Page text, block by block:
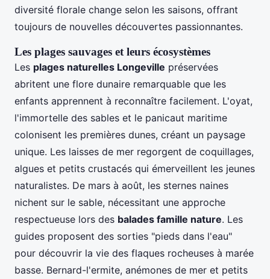
diversité florale change selon les saisons, offrant
toujours de nouvelles découvertes passionnantes.
Les plages sauvages et leurs écosystèmes
Les plages naturelles Longeville préservées
abritent une flore dunaire remarquable que les
enfants apprennent à reconnaître facilement. L'oyat,
l'immortelle des sables et le panicaut maritime
colonisent les premières dunes, créant un paysage
unique. Les laisses de mer regorgent de coquillages,
algues et petits crustacés qui émerveillent les jeunes
naturalistes. De mars à août, les sternes naines
nichent sur le sable, nécessitant une approche
respectueuse lors des balades famille nature. Les
guides proposent des sorties "pieds dans l'eau"
pour découvrir la vie des flaques rocheuses à marée
basse. Bernard-l'ermite, anémones de mer et petits